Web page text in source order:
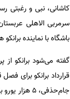
کاشانی، نبی و رغبتی
سرمربی الاهلی
باشگاه با نماینده
گفته می‌شود برانکو